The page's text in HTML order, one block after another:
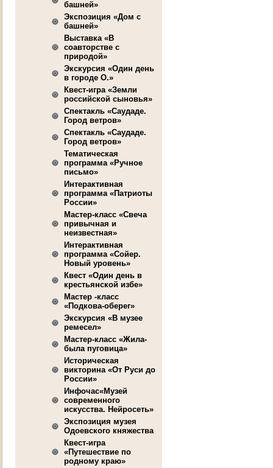
башней»
Экспозиция «Дом с
башней»
Выставка «В
соавторстве с
природой»
Экскурсия «Один день
в городе О.»
Квест-игра «Земли
российской сыновья»
Спектакль «Саудаде.
Город ветров»
Спектакль «Саудаде.
Город ветров»
Тематическая
программа «Ручное
письмо»
Интерактивная
программа «Патриоты
России»
Мастер-класс «Свеча
привычная и
неизвестная»
Интерактивная
программа «Сойер.
Новый уровень»
Квест «Один день в
крестьянской избе»
Мастер -класс
«Подкова-оберег»
Экскурсия «В музее
ремесел»
Мастер-класс «Жила-
была пуговица»
Историческая
викторина «От Руси до
России»
Инфочас«Музей
современного
искусства. Нейросеть»
Экспозиция музея
Одоевского княжества
Квест-игра
«Путешествие по
родному краю»